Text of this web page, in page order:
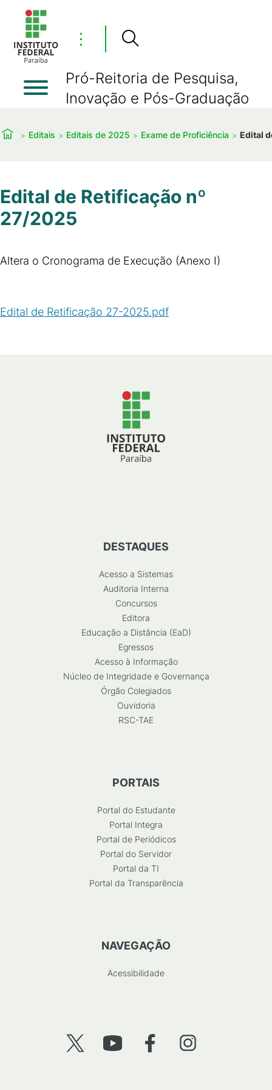
⋮
Pró-Reitoria de Pesquisa,
Inovação e Pós-Graduação
Editais Editais de 2025 Exame de Proficiência Edital
Edital de Retificação nº
27/2025
Altera o Cronograma de Execução (Anexo I)
Edital de Retificação 27-2025.pdf
DESTAQUES
Acesso a Sistemas
Auditoria Interna
Concursos
Editora
Educação a Distância (EaD)
Egressos
Acesso à Informação
Núcleo de Integridade e Governança
Órgão Colegiados
Ouvidoria
RSC-TAE
PORTAIS
Portal do Estudante
Portal Integra
Portal de Periódicos
Portal do Servidor
Portal da TI
Portal da Transparência
NAVEGAÇÃO
Acessibilidade